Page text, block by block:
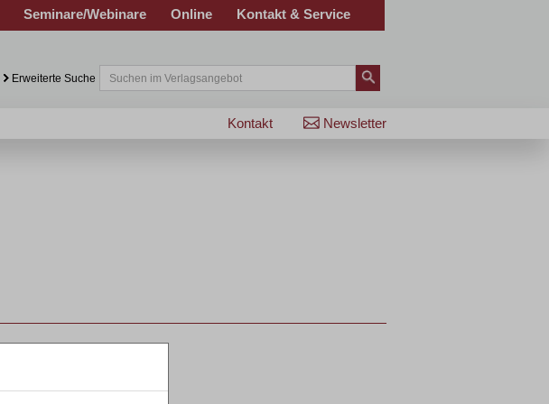
Seminare/Webinare Online Kontakt & Service
Erweiterte Suche
Newsletter
Kontakt